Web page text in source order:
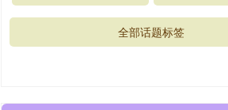
全部话题标签